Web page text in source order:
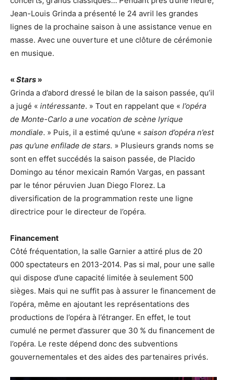
Jean-Louis Grinda a présenté le 24 avril les grandes
lignes de la prochaine saison à une assistance venue en
masse. Avec une ouverture et une clôture de cérémonie
en musique.
«Stars »
Grinda a d’abord dressé le bilan de la saison passée, qu’il
a jugé « intéressante. » Tout en rappelant que « l’opéra
de Monte-Carlo a une vocation de scène lyrique
mondiale. » Puis, il a estimé qu’une « saison d’opéra n’est
pas qu’une enfilade de stars. » Plusieurs grands noms se
sont en effet succédés la saison passée, de Placido
Domingo au ténor mexicain Ramón Vargas, en passant
par le ténor péruvien Juan Diego Florez. La
diversification de la programmation reste une ligne
directrice pour le directeur de l’opéra.
Financement
Côté fréquentation, la salle Garnier a attiré plus de 20
000 spectateurs en 2013-2014. Pas si mal, pour une salle
qui dispose d’une capacité limitée à seulement 500
sièges. Mais qui ne suffit pas à assurer le financement de
l’opéra, même en ajoutant les représentations des
productions de l’opéra à l’étranger. En effet, le tout
cumulé ne permet d’assurer que 30 % du financement de
l’opéra. Le reste dépend donc des subventions
gouvernementales et des aides des partenaires privés.